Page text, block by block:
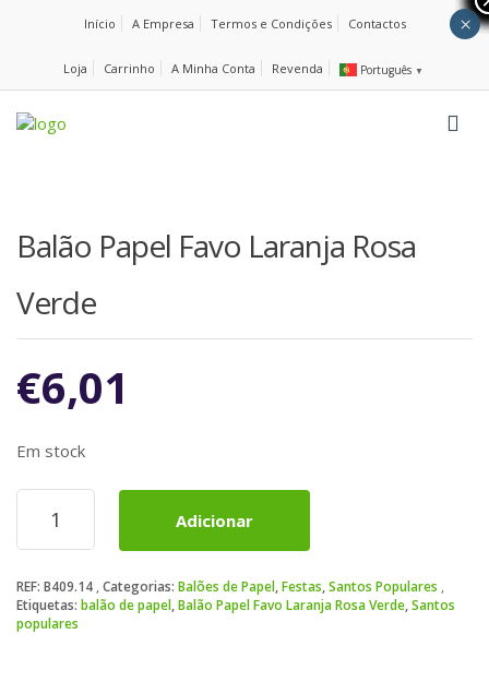
Início A Empresa Termos e Condições Contactos
Loja Carrinho A Minha Conta Revenda Português ▼
Balão Papel Favo Laranja Rosa
Verde
€6,01
Em stock
Quantidade
Balão
Favo
Laranja
Rosa
Adicionar
REF: B409.14 Categorias: Balões de Papel,Festas,Santos Populares
Etiquetas: balão de papel,Balão Papel Favo Laranja Rosa Verde,Santos
populares
×